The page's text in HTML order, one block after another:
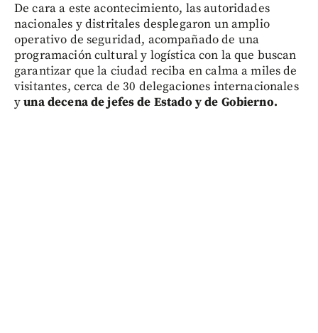
De cara a este acontecimiento, las autoridades
nacionales y distritales desplegaron un amplio
operativo de seguridad, acompañado de una
programación cultural y logística con la que buscan
garantizar que la ciudad reciba en calma a miles de
visitantes, cerca de 30 delegaciones internacionales
yuna decena de jefes de Estado y de Gobierno.